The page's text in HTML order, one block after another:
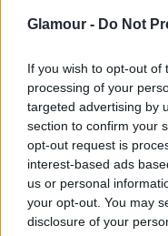
Glamour - Do Not
If you wish to opt-out of
processing of your
targeted advertising by
section to confirm your
opt-out request is
interest-based ads
us or personal
your opt-out. You may
disclosure of your
Ne feledjétek:
lesznek a befutók.